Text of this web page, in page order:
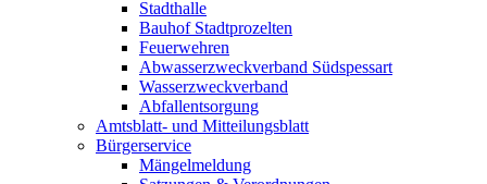
Stadthalle
Bauhof Stadtprozelten
Feuerwehren
Abwasserzweckverband Südspessart
Wasserzweckverband
Abfallentsorgung
Amtsblatt- und Mitteilungsblatt
Bürgerservice
Mängelmeldung